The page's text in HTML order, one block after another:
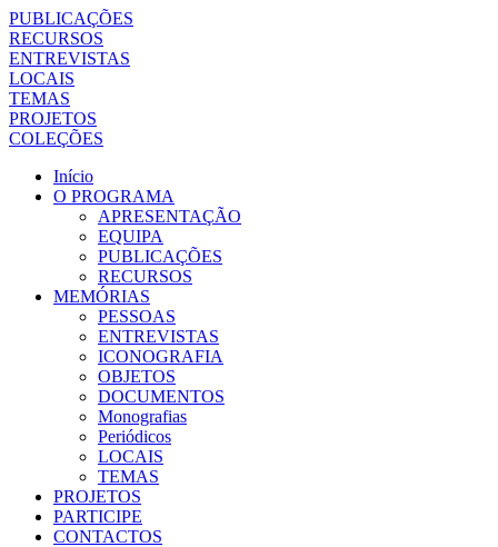
PUBLICAÇÕES
RECURSOS
ENTREVISTAS
LOCAIS
TEMAS
PROJETOS
COLEÇÕES
Início
O PROGRAMA
APRESENTAÇÃO
EQUIPA
PUBLICAÇÕES
RECURSOS
MEMÓRIAS
PESSOAS
ENTREVISTAS
ICONOGRAFIA
OBJETOS
DOCUMENTOS
Monografias
Periódicos
LOCAIS
TEMAS
PROJETOS
PARTICIPE
CONTACTOS